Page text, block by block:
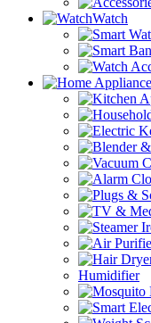
Watch
Humidifier